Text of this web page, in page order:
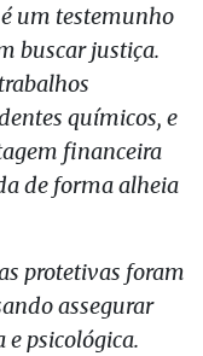
um testemunho
buscar justiça.
químicos, e
financeira
de forma alheia
protetivas foram
assegurar
e psicológica.